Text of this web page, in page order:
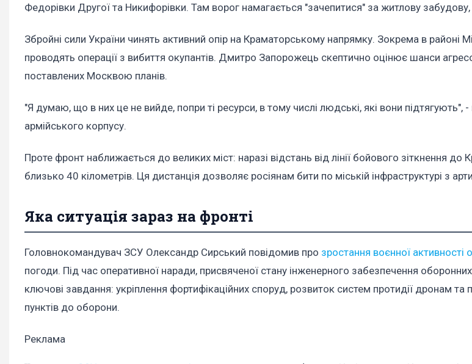
Федорівки Другої та Никифорівки. Там ворог намагається "зачепитися" за житлову забудову,
Збройні сили України чинять активний опір на Краматорському напрямку. Зокрема в районі
проводять операції з вибиття окупантів. Дмитро Запорожець скептично оцінює шанси
поставлених Москвою планів.
"Я думаю, що в них це не вийде, попри ті ресурси, в тому числі людські, які вони підтягують",
армійського корпусу.
Проте фронт наближається до великих міст: наразі відстань від лінії бойового зіткнення до
близько 40 кілометрів. Ця дистанція дозволяє росіянам бити по міській інфраструктурі з
Яка ситуація зараз на фронті
Головнокомандувач ЗСУ Олександр Сирський повідомив про зростання воєнної активності
погоди. Під час оперативної наради, присвяченої стану інженерного забезпечення
ключові завдання: укріплення фортифікаційних споруд, розвиток систем протидії дронам та
пунктів до оборони.
Реклама